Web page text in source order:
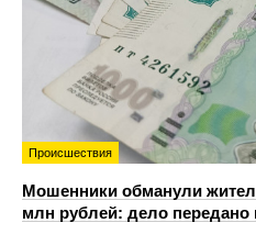
Происшествия
Мошенники обманули
млн рублей: дело передано